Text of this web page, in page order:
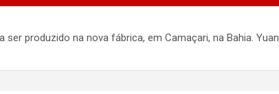
produzido na nova fábrica, em Camaçari, na Bahia.